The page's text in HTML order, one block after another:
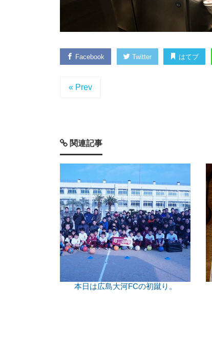
Facebook Twitter はてブ
« Prev
関連記事
本日は広島大河FCの初蹴り。